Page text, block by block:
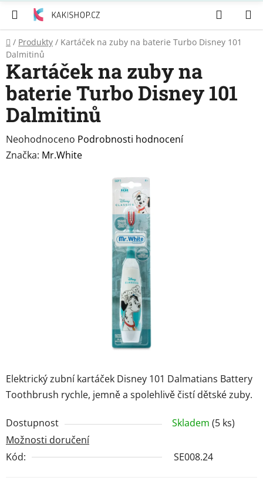
obsah
Hledat
Zubní
pasty
Péče
o
tělo
Svíčky
Domů
/ Produkty / Kartáček na zuby na baterie Turbo Disney 101
Dalmitinů
Elektrický zubní kartáček Disney 101 Dalmatians Battery
Toothbrush rychle, jemně a spolehlivě čistí dětské zuby.
Dostupnost Skladem (5 ks)
Možnosti doručení
Kód:
SE008.24
Kartáček na zuby na
baterie Turbo Disney 101
Dalmitinů
Průměrné
hodnocení
Neohodnoceno Podrobnosti hodnocení
Značka: Mr.White